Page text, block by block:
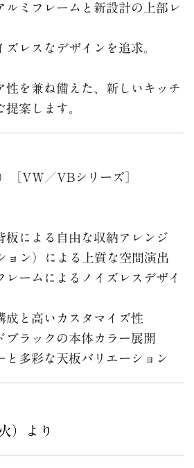
ルミフレームと新設計の上部レ
レスなデザインを追求。
性を兼ね備えた、新しいキッチ
提案します。
［VW／VBシリーズ］
板による自由な収納アレンジ
ョン）による上質な空間演出
レームによるノイズレスデザイ
成と高いカスタマイズ性
ブラックの本体カラー展開
と多彩な天板バリエーション
）より